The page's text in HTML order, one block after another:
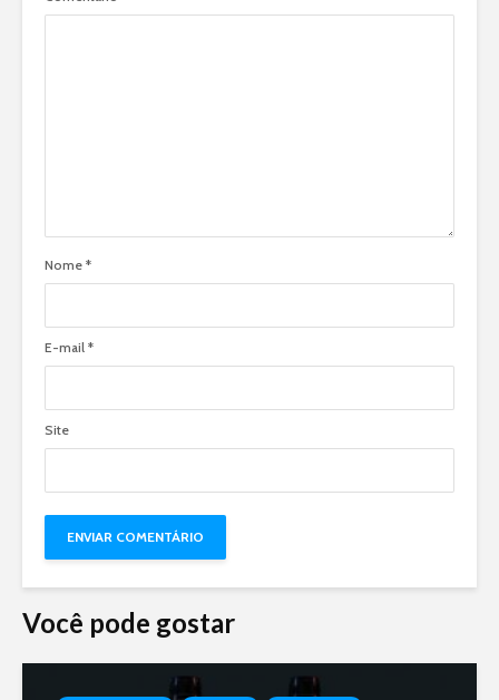
Nome *
E-mail *
Site
Você pode gostar